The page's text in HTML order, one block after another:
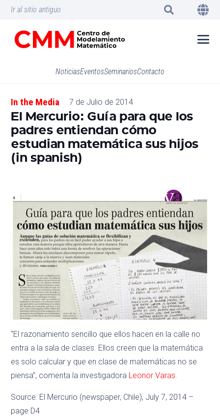
Ir al sitio antiguo
NoticiasEventosSeminariosContacto
In the Media 7 de Julio de 2014
El Mercurio: Guía para que los
padres entiendan cómo
estudian matemática sus hijos
(in spanish)
“El razonamiento sencillo que ellos hacen en la calle no
entra a la sala de clases. Ellos creen que la matemática
es solo calcular y que en clase de matemáticas no se
piensa”, comenta la investigadora Leonor Varas.
Source: El Mercurio (newspaper, Chile), July 7, 2014 –
page D4